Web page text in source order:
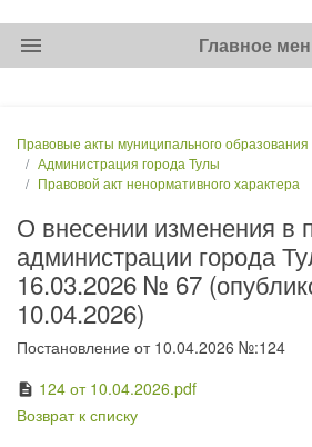
menu Главное
Правовые акты муниципального образования
Администрация города Тулы
Правовой акт ненормативного характера
О внесении изменения в
администрации города
16.03.2026 № 67
10.04.2026)
Постановление от 10.04.2026 №:124
description 124 от 10.04.2026.pdf
Возврат к списку